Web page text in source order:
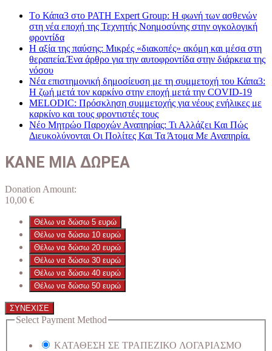
Tο Κάπα3 στο PATH Expert Group: Η φωνή των ασθενών
στη νέα εποχή της Τεχνητής Νοημοσύνης στην ογκολογική
φροντίδα
Η αξία της παύσης: Μικρές «διακοπές» ακόμη και μέσα στη
θεραπεία.Ένα άρθρο για την αυτοφροντίδα στην διάρκεια της
νόσου
Νέα επιστημονική δημοσίευση με τη συμμετοχή του Κάπα3:
Η ζωή μετά τον καρκίνο στην εποχή μετά την COVID-19
MELODIC: Πρόσκληση συμμετοχής για νέους ενήλικες με
καρκίνο και τους φροντιστές τους
Νέο Μητρώο Παροχών Αναπηρίας: Τι Αλλάζει Και Πώς
Διευκολύνονται Οι Πολίτες Και Τα Άτομα Με Αναπηρία.
ΚΑΝΕ ΜΙΑ ΔΩΡΕΑ
Donation Amount:
10,00 €
Θέλω να δώσω 5 ευρώ
Θέλω να δώσω 10 ευρώ
Θέλω να δώσω 20 ευρώ
Θέλω να δώσω 30 ευρώ
Θέλω να δώσω 40 ευρώ
Θέλω να δώσω 50 ευρώ
ΣΥΝΕΧΙΣΕ
Select Payment Method
ΚΑΤΑΘΕΣΗ ΣΕ ΤΡΑΠΕΖΙΚΟ ΛΟΓΑΡΙΑΣΜΟ